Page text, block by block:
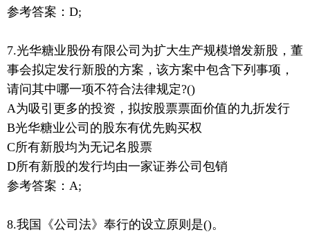
参考答案：D;
7.光华糖业股份有限公司为扩大生产规模增发新股，董
事会拟定发行新股的方案，该方案中包含下列事项，
请问其中哪一项不符合法律规定?()
A为吸引更多的投资，拟按股票票面价值的九折发行
B光华糖业公司的股东有优先购买权
C所有新股均为无记名股票
D所有新股的发行均由一家证券公司包销
参考答案：A;
8.我国《公司法》奉行的设立原则是()。